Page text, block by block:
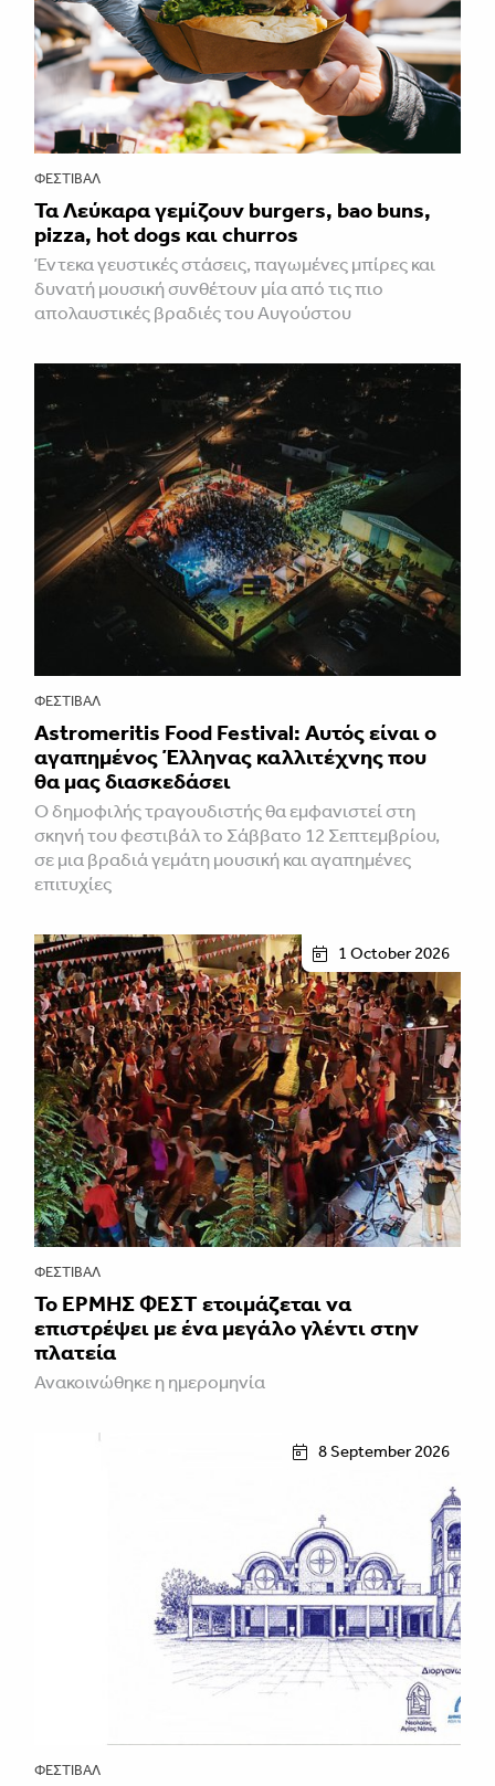
ΦΕΣΤΙΒΑΛ
Τα Λεύκαρα γεμίζουν burgers, bao buns,
pizza, hot dogs και churros
Έντεκα γευστικές στάσεις, παγωμένες μπίρες και
δυνατή μουσική συνθέτουν μία από τις πιο
απολαυστικές βραδιές του Αυγούστου
ΦΕΣΤΙΒΑΛ
Astromeritis Food Festival: Αυτός είναι ο
αγαπημένος Έλληνας καλλιτέχνης που
θα μας διασκεδάσει
Ο δημοφιλής τραγουδιστής θα εμφανιστεί στη
σκηνή του φεστιβάλ το Σάββατο 12 Σεπτεμβρίου,
σε μια βραδιά γεμάτη μουσική και αγαπημένες
επιτυχίες
1 October 2026
ΦΕΣΤΙΒΑΛ
Το ΕΡΜΗΣ ΦΕΣΤ ετοιμάζεται να
επιστρέψει με ένα μεγάλο γλέντι στην
πλατεία
Ανακοινώθηκε η ημερομηνία
8 September 2026
ΦΕΣΤΙΒΑΛ